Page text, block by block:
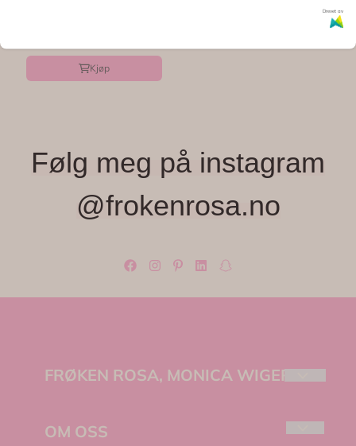
Kjøp
Følg meg på instagram
@frokenrosa.no
FRØKEN ROSA, MONICA WIGER
univers fylt med farger, fine detaljer og unike
OM OSS
Drevet av